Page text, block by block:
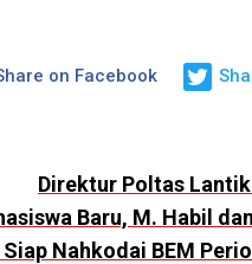
on Facebook
Direktur Poltas
Baru, M. Habil
Nahkodai BEM